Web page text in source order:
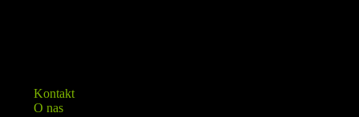
Kontakt
O nas